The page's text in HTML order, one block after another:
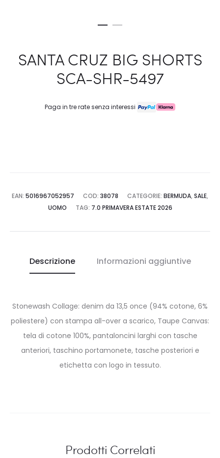
SANTA CRUZ BIG SHORTS
SCA-SHR-5497
Paga in tre rate senza interessi
EAN: 5016967052957 COD: 38078 CATEGORIE: BERMUDA, SALE,
UOMO
TAG: 7.0 PRIMAVERA ESTATE 2026
Descrizione Informazioni aggiuntive
Stonewash Collage: denim da 13,5 once (94% cotone, 6%
poliestere) con stampa all-over a scarico, Taupe Canvas:
tela di cotone 100%, pantaloncini larghi con tasche
anteriori, taschino portamonete, tasche posteriori e
etichetta con logo in tessuto.
Prodotti Correlati